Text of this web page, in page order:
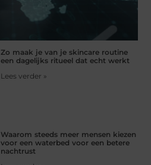
Zo maak je van je skincare routine
een dagelijks ritueel dat echt werkt
Lees verder »
Waarom steeds meer mensen kiezen
voor een waterbed voor een betere
nachtrust